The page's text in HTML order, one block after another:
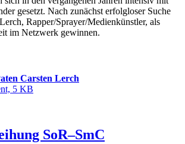
gesetzt. Nach zunächst erfolgloser Suche
Rapper/​Sprayer/​Medienkünstler, als
im Netzwerk gewinnen.
Carsten Lerch
5 KB
SoR–SmC